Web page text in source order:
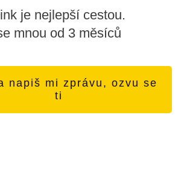
je nejlepší cestou.
mnou od 3 měsíců
napiš mi zprávu, ozvu se
ti